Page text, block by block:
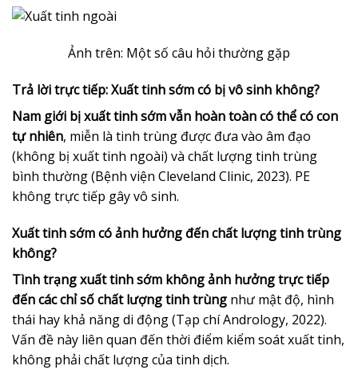
Ảnh trên: Một số câu hỏi thường gặp
Trả lời trực tiếp: Xuất tinh sớm có bị vô sinh không?
Nam giới bị xuất tinh sớm vẫn hoàn toàn có thể có con
tự nhiên, miễn là tinh trùng được đưa vào âm đạo
(không bị xuất tinh ngoài) và chất lượng tinh trùng
bình thường (Bệnh viện Cleveland Clinic, 2023). PE
không trực tiếp gây vô sinh.
Xuất tinh sớm có ảnh hưởng đến chất lượng tinh trùng
không?
Tình trạng xuất tinh sớm không ảnh hưởng trực tiếp
đến các chỉ số chất lượng tinh trùng như mật độ, hình
thái hay khả năng di động (Tạp chí Andrology, 2022).
Vấn đề này liên quan đến thời điểm kiểm soát xuất tinh,
không phải chất lượng của tinh dịch.